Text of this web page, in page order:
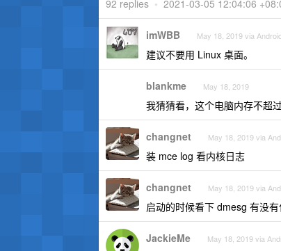
92 replies • 2021-03-05 12:04:06
imWBB May 18, 2019 via Android
建议不要用 Linux 桌面。
blankme May 18, 2019
我猜猜看，这个电脑内存不超
changnet May 18, 2019 via
装 mce log 看内核日志
changnet May 18, 2019 via
启动的时候看下 dmesg 有没
JackieMe May 18, 2019 via